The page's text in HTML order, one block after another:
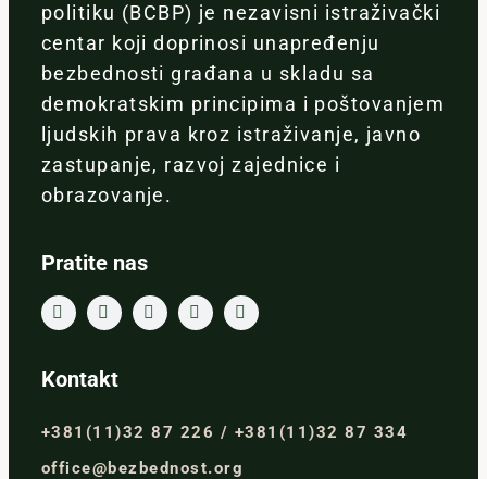
politiku (BCBP) je nezavisni istraživački
centar koji doprinosi unapređenju
bezbednosti građana u skladu sa
demokratskim principima i poštovanjem
ljudskih prava kroz istraživanje, javno
zastupanje, razvoj zajednice i
obrazovanje.
Pratite nas
Kontakt
+381(11)32 87 226 / +381(11)32 87 334
office@bezbednost.org